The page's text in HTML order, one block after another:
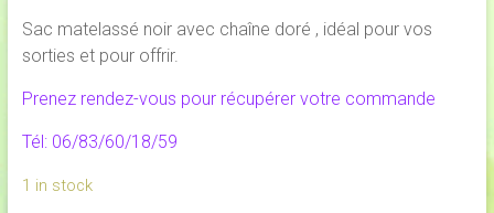
Sac matelassé noir avec chaîne doré , idéal pour vos
sorties et pour offrir.
Prenez rendez-vous pour récupérer votre commande
Tél: 06/83/60/18/59
1 in stock